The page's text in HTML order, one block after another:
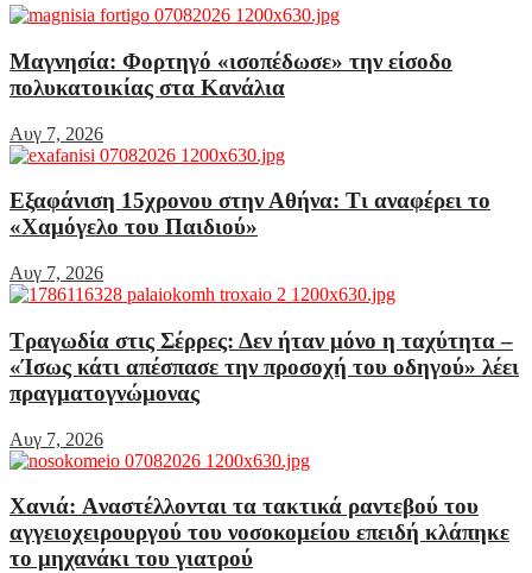
Μαγνησία: Φορτηγό «ισοπέδωσε» την είσοδο
πολυκατοικίας στα Κανάλια
Αυγ 7, 2026
Εξαφάνιση 15χρονου στην Αθήνα: Τι αναφέρει το
«Χαμόγελο του Παιδιού»
Αυγ 7, 2026
Τραγωδία στις Σέρρες: Δεν ήταν μόνο η ταχύτητα –
«Ίσως κάτι απέσπασε την προσοχή του οδηγού» λέει
πραγματογνώμονας
Αυγ 7, 2026
Χανιά: Aναστέλλονται τα τακτικά ραντεβού του
αγγειοχειρουργού του νοσοκομείου επειδή κλάπηκε
το μηχανάκι του γιατρού